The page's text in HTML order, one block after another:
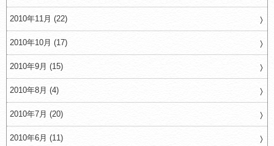
2010年11月 (22)
2010年10月 (17)
2010年9月 (15)
2010年8月 (4)
2010年7月 (20)
2010年6月 (11)